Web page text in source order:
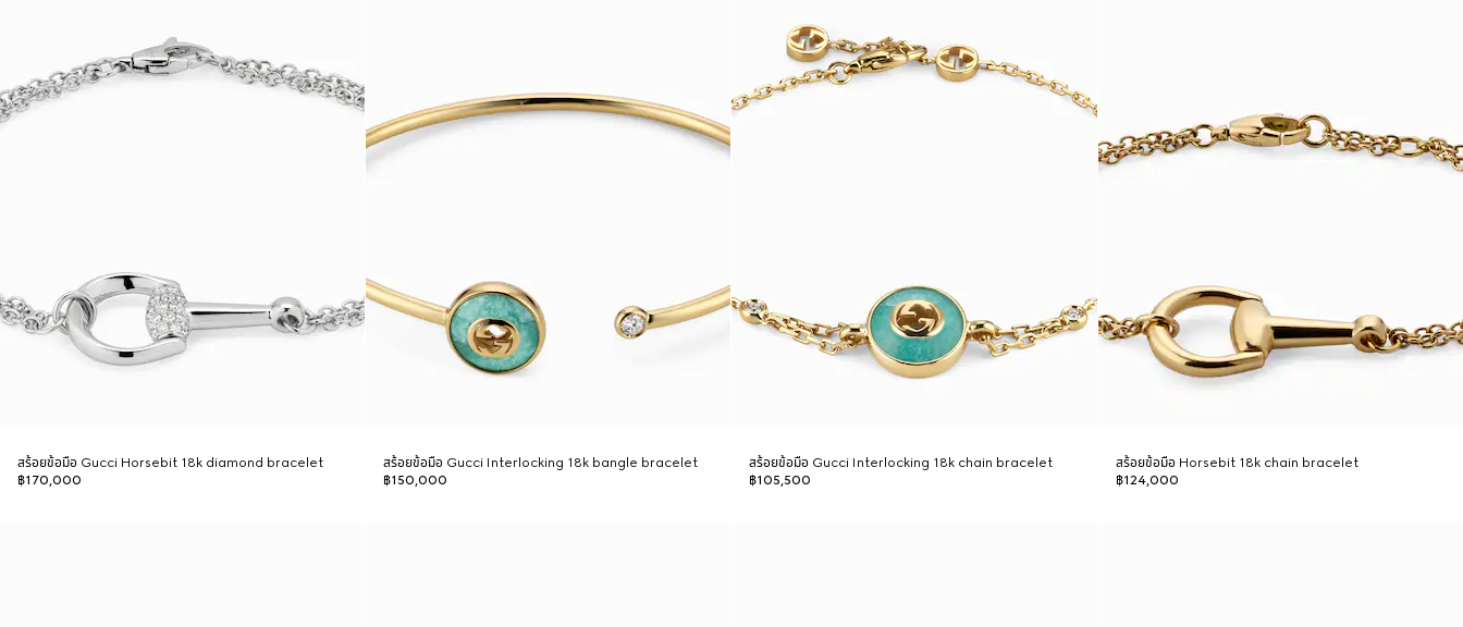
สร้อยข้อมือ Gucci Horsebit 18k diamond bracelet
฿170,000
สร้อยข้อมือ Gucci Interlocking 18k bangle bracelet
฿150,000
สร้อยข้อมือ Gucci Interlocking 18k chain bracelet
฿105,500
สร้อยข้อมือ Horsebit 18k chain bracelet
฿124,000